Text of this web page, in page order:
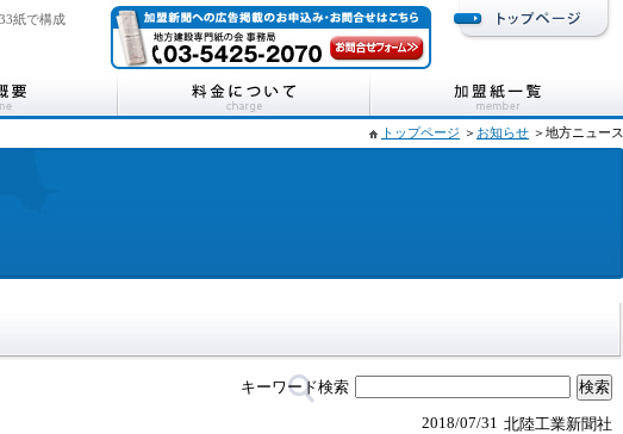
紙で構成
トップページ ＞ お知らせ ＞地方ニュース
キーワード検索
北陸工業新聞社
2018/07/31